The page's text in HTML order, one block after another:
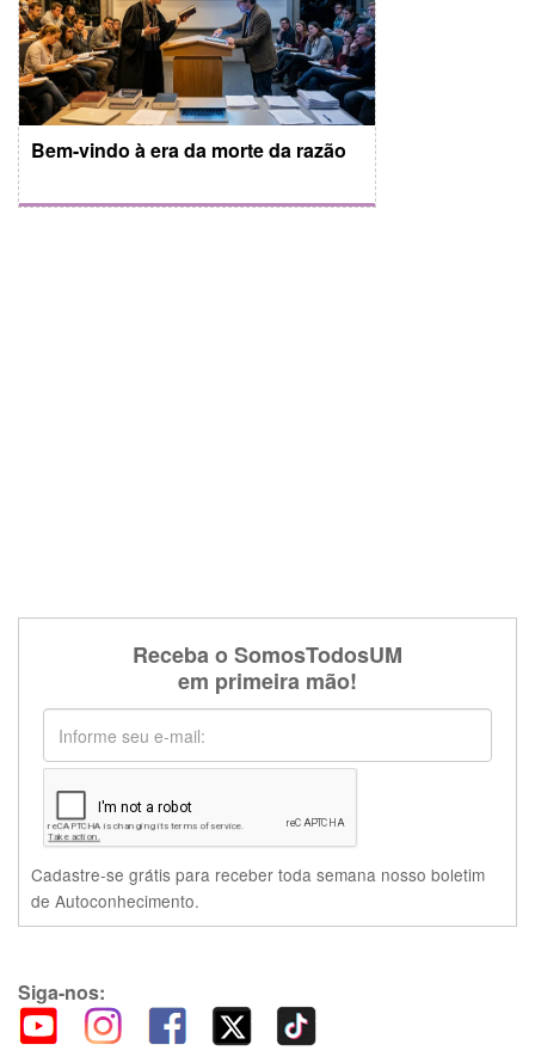
Bem-vindo à era da morte da razão
Receba o SomosTodosUM
em primeira mão!
Cadastre-se grátis para receber toda semana nosso boletim
de Autoconhecimento.
Siga-nos: